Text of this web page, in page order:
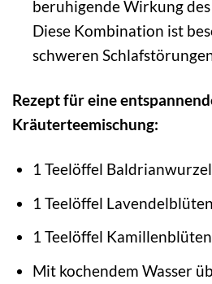
beruhigende Wirkung
Diese Kombination ist
schweren
Rezept für eine
Kräuterteemischung:
1 Teelöffel Baldrianwurzel
1 Teelöffel Lavendelblüten
1 Teelöffel Kamillenblüten
Mit kochendem Wasser